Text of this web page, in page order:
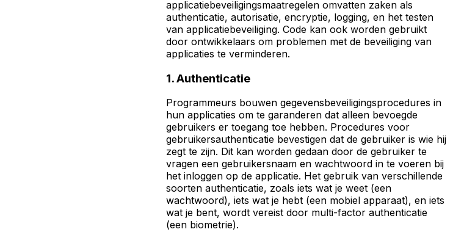
applicatiebeveiligingsmaatregelen omvatten zaken als
authenticatie, autorisatie, encryptie, logging, en het testen
van applicatiebeveiliging. Code kan ook worden gebruikt
door ontwikkelaars om problemen met de beveiliging van
applicaties te verminderen.
1. Authenticatie
Programmeurs bouwen gegevensbeveiligingsprocedures in
hun applicaties om te garanderen dat alleen bevoegde
gebruikers er toegang toe hebben. Procedures voor
gebruikersauthenticatie bevestigen dat de gebruiker is wie hij
zegt te zijn. Dit kan worden gedaan door de gebruiker te
vragen een gebruikersnaam en wachtwoord in te voeren bij
het inloggen op de applicatie. Het gebruik van verschillende
soorten authenticatie, zoals iets wat je weet (een
wachtwoord), iets wat je hebt (een mobiel apparaat), en iets
wat je bent, wordt vereist door multi-factor authenticatie
(een biometrie).